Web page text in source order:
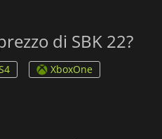
di SBK 22?
XboxOne